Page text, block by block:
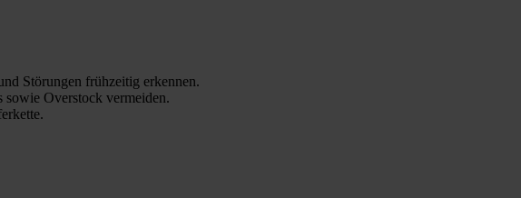
Störungen frühzeitig erkennen.
sowie Overstock vermeiden.